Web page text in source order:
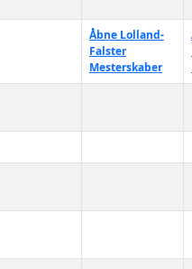
Åbne Lolland-
Falster
Mesterskaber